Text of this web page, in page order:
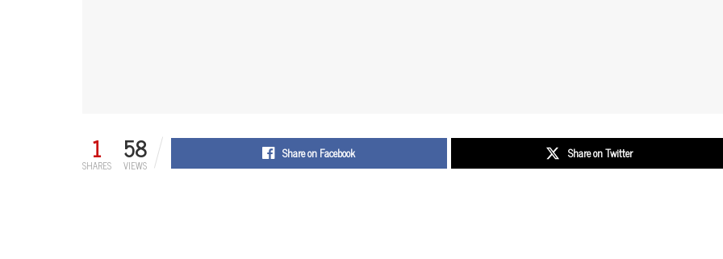
1
SHARES 58
VIEWS
Share on Facebook Share on Twitter